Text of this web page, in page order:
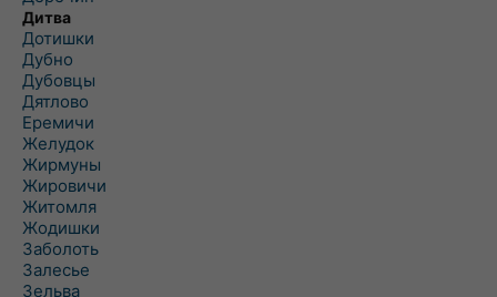
Дитва
Дотишки
Дубно
Дубовцы
Дятлово
Еремичи
Желудок
Жирмуны
Жировичи
Житомля
Жодишки
Заболоть
Залесье
Зельва